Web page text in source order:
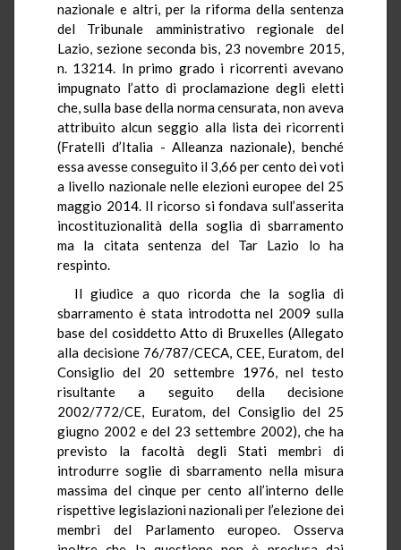
nazionale e altri, per la riforma della sentenza
del Tribunale amministrativo regionale del
Lazio, sezione seconda bis, 23 novembre 2015,
n. 13214. In primo grado i ricorrenti avevano
impugnato l’atto di proclamazione degli eletti
che, sulla base della norma censurata, non aveva
attribuito alcun seggio alla lista dei ricorrenti
(Fratelli d’Italia - Alleanza nazionale), benché
essa avesse conseguito il 3,66 per cento dei voti
a livello nazionale nelle elezioni europee del 25
maggio 2014. Il ricorso si fondava sull’asserita
incostituzionalità della soglia di sbarramento
ma la citata sentenza del Tar Lazio lo ha
respinto.
Il giudice a quo ricorda che la soglia di
sbarramento è stata introdotta nel 2009 sulla
base del cosiddetto Atto di Bruxelles (Allegato
alla decisione 76/787/CECA, CEE, Euratom, del
Consiglio del 20 settembre 1976, nel testo
risultante a seguito della decisione
2002/772/CE, Euratom, del Consiglio del 25
giugno 2002 e del 23 settembre 2002), che ha
previsto la facoltà degli Stati membri di
introdurre soglie di sbarramento nella misura
massima del cinque per cento all’interno delle
rispettive legislazioni nazionali per l’elezione dei
membri del Parlamento europeo. Osserva